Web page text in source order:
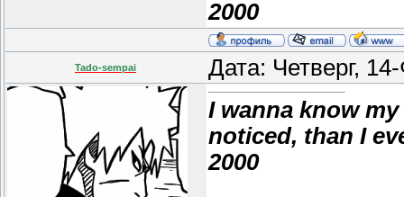
2000
Tado-sempai Дата: Четверг,
I wanna know
noticed, than I
2000